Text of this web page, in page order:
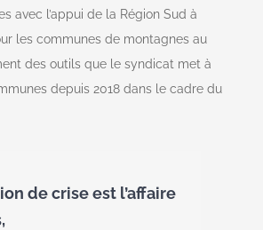
avec l’appui de la Région Sud à
les communes de montagnes au
des outils que le syndicat met à
depuis 2018 dans le cadre du
de crise est l’affaire